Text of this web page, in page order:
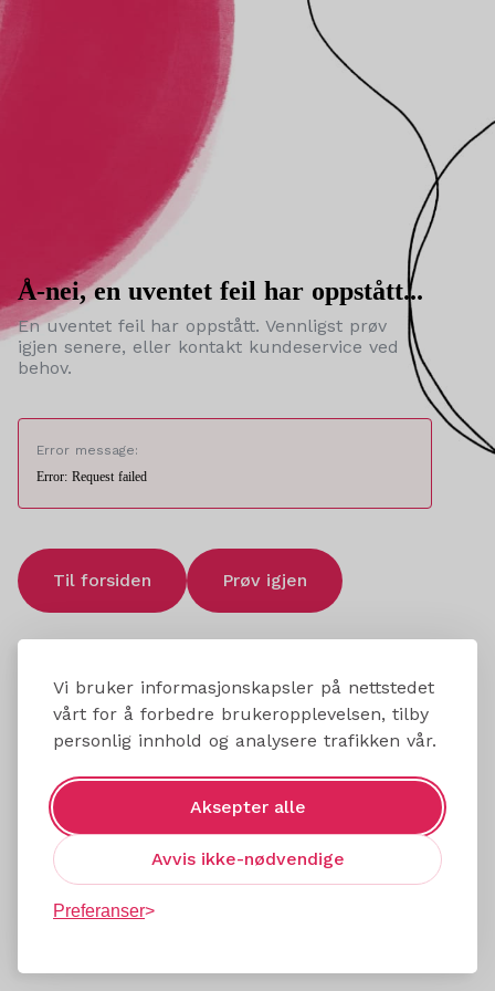
Vi bruker informasjonskapsler på nettstedet
vårt for å forbedre brukeropplevelsen, tilby
personlig innhold og analysere trafikken vår.
Aksepter alle
Avvis ikke-nødvendige
Preferanser
Å-nei, en uventet feil har oppstått...
En uventet feil har oppstått. Vennligst prøv
igjen senere, eller kontakt kundeservice ved
behov.
Error message:
Error: Request failed
Til forsiden Prøv igjen